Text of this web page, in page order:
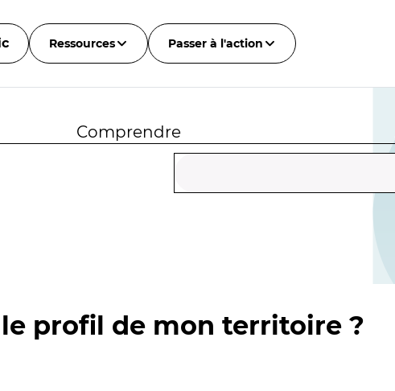
Ressources Passer à l'action
Comprendre
profil de mon territoire ?